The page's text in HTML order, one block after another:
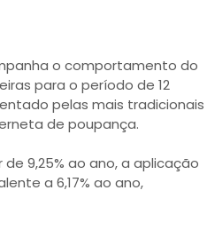
o comportamento do
para o período de 12
pelas mais tradicionais
de poupança.
9,25% ao ano, a aplicação
a 6,17% ao ano,